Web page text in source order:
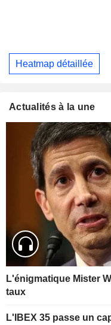
Heatmap détaillée
Actualités à la une
L'énigmatique Mister
taux
L'IBEX 35 passe un